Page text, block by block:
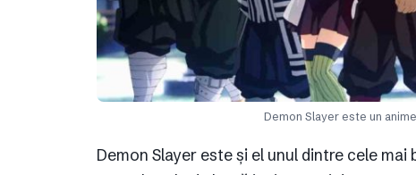
Demon Slayer este un
Demon Slayer este și el unul dintre cele